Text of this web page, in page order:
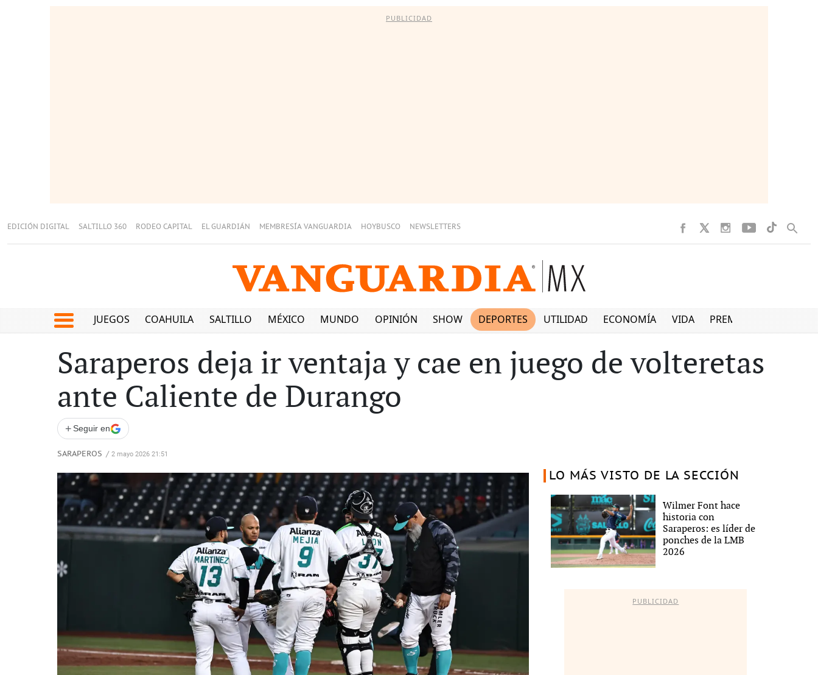
PUBLICIDAD
EDICIÓN DIGITAL SALTILLO 360 RODEO CAPITAL EL GUARDIÁN MEMBRESÍA VANGUARDIA HOYBUSCO NEWSLETTERS
JUEGOS COAHUILA SALTILLO MÉXICO MUNDO OPINIÓN SHOW DEPORTES UTILIDAD ECONOMÍA VIDA PREMIUM
Saraperos deja ir ventaja y cae en juego de volteretas
ante Caliente de Durango
+ Seguir en
SARAPEROS / 2 mayo 2026 21:51
LO MÁS VISTO DE LA SECCIÓN
Wilmer Font hace
historia con
Saraperos: es líder de
ponches de la LMB
2026
PUBLICIDAD